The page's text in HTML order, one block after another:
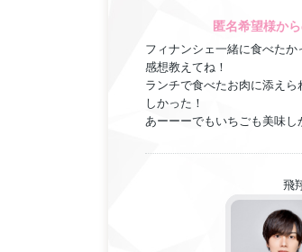
匿名希望様か
フィナンシェ一緒に食べたか
感想教えてね！
ランチで食べたお肉に添え
しかった！
あーーーでもいちごも美味し
飛